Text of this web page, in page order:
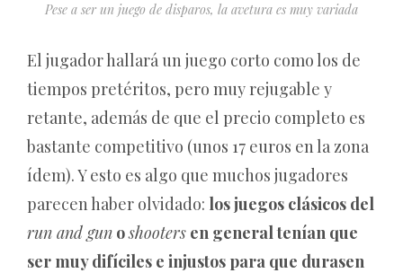
Pese a ser un juego de disparos, la avetura es muy variada
El jugador hallará un juego corto como los de
tiempos pretéritos, pero muy rejugable y
retante, además de que el precio completo es
bastante competitivo (unos 17 euros en la zona
ídem). Y esto es algo que muchos jugadores
parecen haber olvidado: los juegos clásicos del
run and gun oshooters en general tenían que
ser muy difíciles e injustos para que durasen